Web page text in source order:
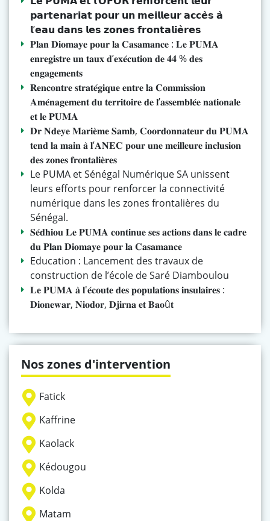
𝗽𝗮𝗿𝘁𝗲𝗻𝗮𝗿𝗶𝗮𝘁 𝗽𝗼𝘂𝗿 𝘂𝗻 𝗺𝗲𝗶𝗹𝗹𝗲𝘂𝗿 𝗮𝗰𝗰𝗲̀𝘀 𝗮̀
𝗹’𝗲𝗮𝘂 𝗱𝗮𝗻𝘀 𝗹𝗲𝘀 𝘇𝗼𝗻𝗲𝘀 𝗳𝗿𝗼𝗻𝘁𝗮𝗹𝗶𝗲̀𝗿𝗲𝘀
𝐏𝐥𝐚𝐧 𝐃𝐢𝐨𝐦𝐚𝐲𝐞 𝐩𝐨𝐮𝐫 𝐥𝐚 𝐂𝐚𝐬𝐚𝐦𝐚𝐧𝐜𝐞 : 𝐋𝐞 𝐏𝐔𝐌𝐀
𝐞𝐧𝐫𝐞𝐠𝐢𝐬𝐭𝐫𝐞 𝐮𝐧 𝐭𝐚𝐮𝐱 𝐝’𝐞𝐱𝐞́𝐜𝐮𝐭𝐢𝐨𝐧 𝐝𝐞 𝟒𝟒 % 𝐝𝐞𝐬
𝐞𝐧𝐠𝐚𝐠𝐞𝐦𝐞𝐧𝐭𝐬
𝐑𝐞𝐧𝐜𝐨𝐧𝐭𝐫𝐞 𝐬𝐭𝐫𝐚𝐭𝐞́𝐠𝐢𝐪𝐮𝐞 𝐞𝐧𝐭𝐫𝐞 𝐥𝐚 𝐂𝐨𝐦𝐦𝐢𝐬𝐬𝐢𝐨𝐧
𝐀𝐦𝐞́𝐧𝐚𝐠𝐞𝐦𝐞𝐧𝐭 𝐝𝐮 𝐭𝐞𝐫𝐫𝐢𝐭𝐨𝐢𝐫𝐞 𝐝𝐞 𝐥’𝐚𝐬𝐬𝐞𝐦𝐛𝐥𝐞́𝐞 𝐧𝐚𝐭𝐢𝐨𝐧𝐚𝐥𝐞
𝐞𝐭 𝐥𝐞 𝐏𝐔𝐌𝐀
𝐃𝐫 𝐍𝐝𝐞𝐲𝐞 𝐌𝐚𝐫𝐢𝐞̀𝐦𝐞 𝐒𝐚𝐦𝐛, 𝐂𝐨𝐨𝐫𝐝𝐨𝐧𝐧𝐚𝐭𝐞𝐮𝐫 𝐝𝐮 𝐏𝐔𝐌𝐀
𝐭𝐞𝐧𝐝 𝐥𝐚 𝐦𝐚𝐢𝐧 𝐚̀ 𝐥’𝐀𝐍𝐄𝐂 𝐩𝐨𝐮𝐫 𝐮𝐧𝐞 𝐦𝐞𝐢𝐥𝐥𝐞𝐮𝐫𝐞 𝐢𝐧𝐜𝐥𝐮𝐬𝐢𝐨𝐧
𝐝𝐞𝐬 𝐳𝐨𝐧𝐞𝐬 𝐟𝐫𝐨𝐧𝐭𝐚𝐥𝐢𝐞̀𝐫𝐞𝐬
Le PUMA et Sénégal Numérique SA unissent
leurs efforts pour renforcer la connectivité
numérique dans les zones frontalières du
Sénégal.
𝐒𝐞́𝐝𝐡𝐢𝐨𝐮 𝐋𝐞 𝐏𝐔𝐌𝐀 𝐜𝐨𝐧𝐭𝐢𝐧𝐮𝐞 𝐬𝐞𝐬 𝐚𝐜𝐭𝐢𝐨𝐧𝐬 𝐝𝐚𝐧𝐬 𝐥𝐞 𝐜𝐚𝐝𝐫𝐞
𝐝𝐮 𝐏𝐥𝐚𝐧 𝐃𝐢𝐨𝐦𝐚𝐲𝐞 𝐩𝐨𝐮𝐫 𝐥𝐚 𝐂𝐚𝐬𝐚𝐦𝐚𝐧𝐜𝐞
Education : Lancement des travaux de
construction de l’école de Saré Diamboulou
𝐋𝐞 𝐏𝐔𝐌𝐀 𝐚̀ 𝐥'𝐞́𝐜𝐨𝐮𝐭𝐞 𝐝𝐞𝐬 𝐩𝐨𝐩𝐮𝐥𝐚𝐭𝐢𝐨𝐧𝐬 𝐢𝐧𝐬𝐮𝐥𝐚𝐢𝐫𝐞𝐬 :
𝐃𝐢𝐨𝐧𝐞𝐰𝐚𝐫, 𝐍𝐢𝐨𝐝𝐨𝐫, 𝐃𝐣𝐢𝐫𝐧𝐚 𝐞𝐭 𝐁𝐚𝐨û𝐭
Nos zones d'intervention
Fatick
Kaffrine
Kaolack
Kédougou
Kolda
Matam